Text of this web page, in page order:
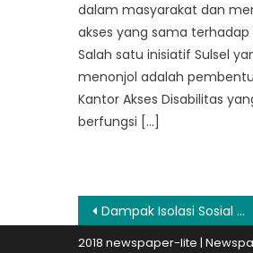
dalam masyarakat dan
akses yang sama terhadap
Salah satu inisiatif Sulsel
menonjol adalah
Kantor Akses Disabilitas
berfungsi […]
Post
Dampak Isolasi Sosial Terhadap Warga Lanjut Usia di Sulawesi Selatan
2018 newspaper-lite |